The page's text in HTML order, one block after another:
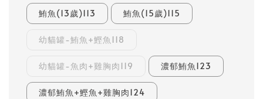
鮪魚(13歲)113 鮪魚(15歲)115
幼貓罐-鮪魚+鰹魚118
幼貓罐-魚肉+雞胸肉119 濃郁鮪魚123
濃郁鮪魚+鰹魚+雞胸肉124